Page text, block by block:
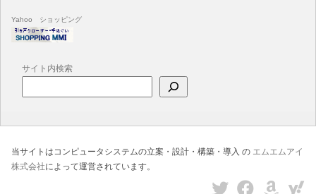
Yahoo ショッピング
サイト内検索
当サイトはコンピュータシステムの立案・設計・構築・導入 の エムエムアイ
株式会社によって運営されています。